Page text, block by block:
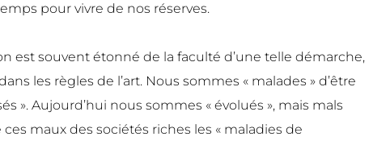
pour vivre de nos réserves.
est souvent étonné de la faculté d’une telle démarche,
les règles de l’art. Nous sommes « malades » d’être
». Aujourd’hui nous sommes « évolués », mais mals
maux des sociétés riches les « maladies de